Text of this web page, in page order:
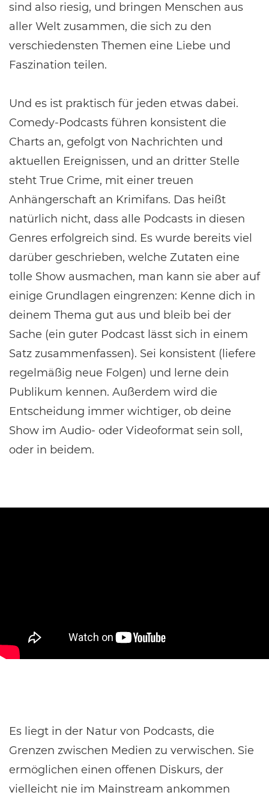
sind also riesig, und bringen Menschen aus
aller Welt zusammen, die sich zu den
verschiedensten Themen eine Liebe und
Faszination teilen.
Und es ist praktisch für jeden etwas dabei.
Comedy-Podcasts führen konsistent die
Charts an, gefolgt von Nachrichten und
aktuellen Ereignissen, und an dritter Stelle
steht True Crime, mit einer treuen
Anhängerschaft an Krimifans. Das heißt
natürlich nicht, dass alle Podcasts in diesen
Genres erfolgreich sind. Es wurde bereits viel
darüber geschrieben, welche Zutaten eine
tolle Show ausmachen, man kann sie aber auf
einige Grundlagen eingrenzen: Kenne dich in
deinem Thema gut aus und bleib bei der
Sache (ein guter Podcast lässt sich in einem
Satz zusammenfassen). Sei konsistent (liefere
regelmäßig neue Folgen) und lerne dein
Publikum kennen. Außerdem wird die
Entscheidung immer wichtiger, ob deine
Show im Audio- oder Videoformat sein soll,
oder in beidem.
Es liegt in der Natur von Podcasts, die
Grenzen zwischen Medien zu verwischen. Sie
ermöglichen einen offenen Diskurs, der
vielleicht nie im Mainstream ankommen